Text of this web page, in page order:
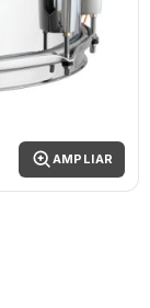
AMPLIAR